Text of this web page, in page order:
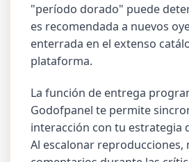
"período dorado" puede
es recomendada a nuevos
enterrada en el extenso
plataforma.
La función de entrega
Godofpanel te permite
interacción con tu estrategia
Al escalonar reproducciones,